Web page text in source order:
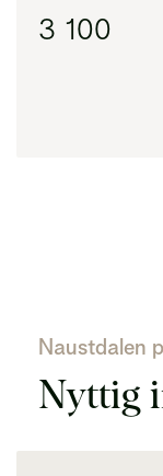
3 100
Naustdalen
Nyttig